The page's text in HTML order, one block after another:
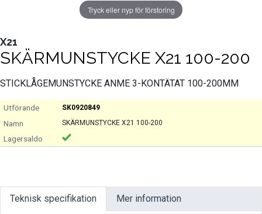
Tryck eller nyp för förstoring
X21
SKÄRMUNSTYCKE X21 100-200
STICKLÅGEMUNSTYCKE ANME 3-KONTÄTAT 100-200MM
SK0920849
SKÄRMUNSTYCKE X21 100-200
Teknisk specifikation Mer information